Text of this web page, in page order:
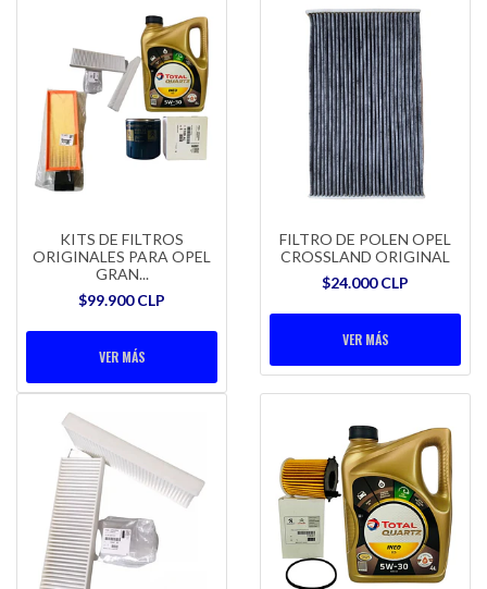
KITS DE FILTROS
ORIGINALES PARA OPEL
GRAN...
$99.900 CLP
VER MÁS
FILTRO DE POLEN OPEL
CROSSLAND ORIGINAL
$24.000 CLP
VER MÁS